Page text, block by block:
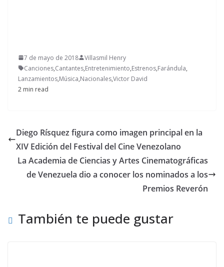
7 de mayo de 2018
Villasmil Henry
Canciones,Cantantes,Entretenimiento,Estrenos,Farándula,
Lanzamientos,Música,Nacionales,Victor David
2 min read
Diego Rísquez figura como imagen principal en la
XIV Edición del Festival del Cine Venezolano
La Academia de Ciencias y Artes Cinematográficas
de Venezuela dio a conocer los nominados a los
Premios Reverón
También te puede gustar